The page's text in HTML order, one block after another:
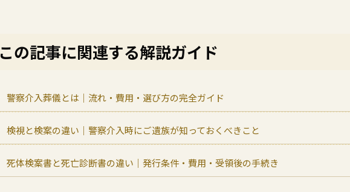
この記事に関連する解説ガイド
警察介入葬儀とは｜流れ・費用・選び方の完全ガイド
検視と検案の違い｜警察介入時にご遺族が知っておくべきこと
死体検案書と死亡診断書の違い｜発行条件・費用・受領後の手続き